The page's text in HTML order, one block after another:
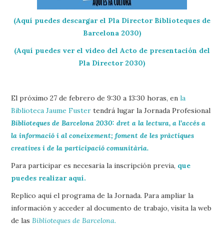
(Aquí puedes descargar el Pla Director Biblioteques de
Barcelona 2030)
(Aquí puedes ver el video del Acto de presentación del
Pla Director 2030)
El próximo 27 de febrero de 9:30 a 13:30 horas, enla
Biblioteca Jaume Fuster tendrá lugar la Jornada Profesional
Biblioteques de Barcelona 2030: dret a la lectura, a l’accés a
la informació i al coneixement; foment de les pràctiques
creatives i de la participació comunitària.
Para participar es necesaria la inscripción previa, que
puedes realizar aquí.
Replico aquí el programa de la Jornada. Para ampliar la
información y acceder al documento de trabajo, visita la web
de lasBiblioteques de Barcelona.